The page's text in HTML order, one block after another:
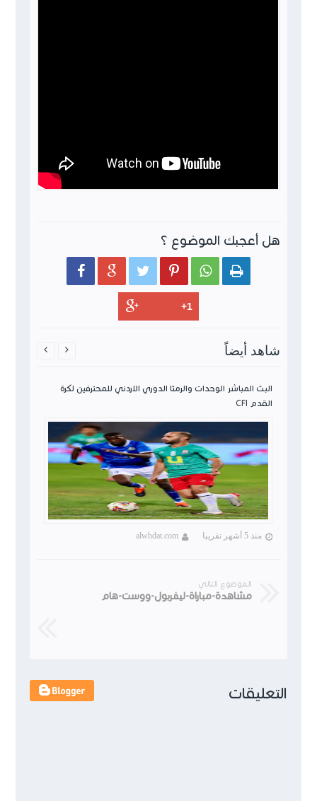
هل أعجبك الموضوع ؟
     
شاهد أيضاً
البث المباشر الوحدات والرمثا الدوري الاردني للمحترفين لكرة
القدم CFI
منذ 5 أشهر تقريبا alwhdat.com
 
الموضوع التالي
مشاهدة-مباراة-ليفربول-ووست-هام
التعليقات